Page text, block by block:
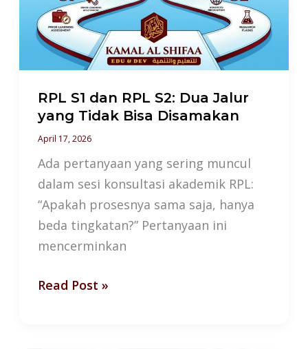
RPL S1 dan RPL S2: Dua Jalur
yang Tidak Bisa Disamakan
April 17, 2026
Ada pertanyaan yang sering muncul
dalam sesi konsultasi akademik RPL:
“Apakah prosesnya sama saja, hanya
beda tingkatan?” Pertanyaan ini
mencerminkan
S2:
Dua
Jalur
yang
Tidak
Bisa
Disamakan
Read Post »